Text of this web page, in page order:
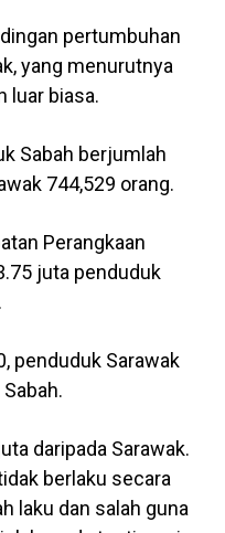
pertumbuhan
yang menurutnya
luar biasa.
Sabah berjumlah
744,529 orang.
Perangkaan
juta penduduk
penduduk Sarawak
daripada Sarawak.
berlaku secara
laku dan salah guna